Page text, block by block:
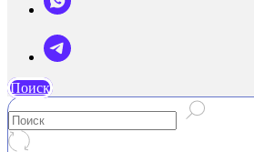
Поиск